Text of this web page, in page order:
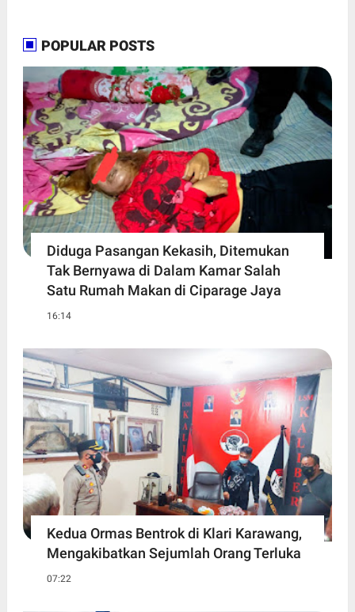
POPULAR POSTS
Diduga Pasangan Kekasih, Ditemukan
Tak Bernyawa di Dalam Kamar Salah
Satu Rumah Makan di Ciparage Jaya
16:14
Kedua Ormas Bentrok di Klari Karawang,
Mengakibatkan Sejumlah Orang Terluka
07:22